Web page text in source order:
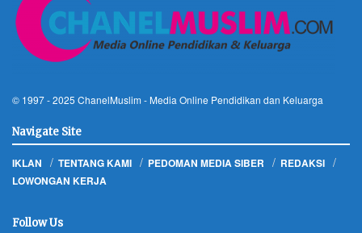
© 1997 - 2025 ChanelMuslim - Media Online Pendidikan dan Keluarga
Navigate Site
IKLAN TENTANG KAMI PEDOMAN MEDIA SIBER
REDAKSI
LOWONGAN KERJA
Follow Us